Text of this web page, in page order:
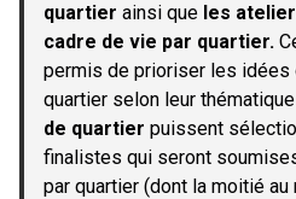
quartier ainsi que les
cadre de vie par quartier.
permis de prioriser les idées
quartier selon leur
de quartier puissent
finalistes qui seront
par quartier (dont la moitié